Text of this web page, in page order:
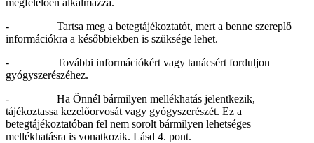
megfelelően alkalmazza.
- Tartsa meg a betegtájékoztatót, mert a benne szereplő
információkra a későbbiekben is szüksége lehet.
- További információkért vagy tanácsért forduljon
gyógyszerészéhez.
- Ha Önnél bármilyen mellékhatás jelentkezik,
tájékoztassa kezelőorvosát vagy gyógyszerészét. Ez a
betegtájékoztatóban fel nem sorolt bármilyen lehetséges
mellékhatásra is vonatkozik. Lásd 4. pont.